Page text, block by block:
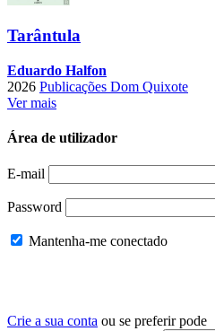
Tarântula
Eduardo Halfon
2026 Publicações Dom Quixote
Ver mais
Área de utilizador
E-mail
Password
Mantenha-me conectado
Crie a sua conta ou se preferir pode